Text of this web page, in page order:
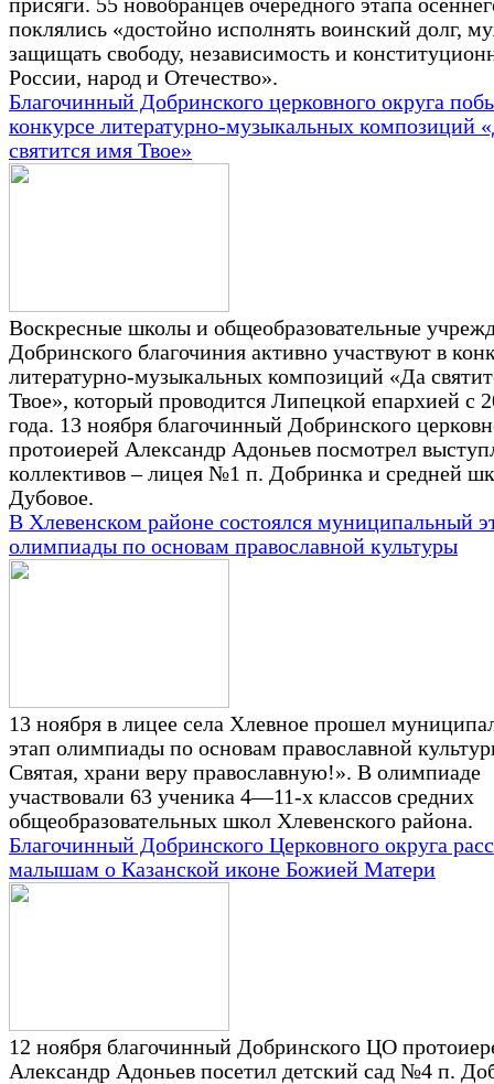
присяги. 55 новобранцев очередного этапа
поклялись «достойно исполнять воинский долг,
защищать свободу, независимость и
России, народ и Отечество».
Благочинный Добринского церковного округа
конкурсе литературно-музыкальных композиций
святится имя Твое»
Воскресные школы и общеобразовательные
Добринского благочиния активно участвуют в
литературно-музыкальных композиций «Да
Твое», который проводится Липецкой епархией с
года. 13 ноября благочинный Добринского
протоиерей Александр Адоньев посмотрел
коллективов – лицея №1 п. Добринка и средней
Дубовое.
В Хлевенском районе состоялся муниципальный
олимпиады по основам православной культуры
13 ноября в лицее села Хлевное прошел
этап олимпиады по основам православной
Святая, храни веру православную!». В олимпиаде
участвовали 63 ученика 4—11-х классов средних
общеобразовательных школ Хлевенского района.
Благочинный Добринского Церковного округа
малышам о Казанской иконе Божией Матери
12 ноября благочинный Добринского ЦО
Александр Адоньев посетил детский сад №4 п.